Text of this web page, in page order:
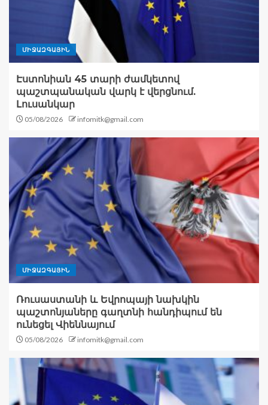
ՄԻՋԱԶԳԱՅԻՆ
Էստոնիան 45 տարի ժամկետով
պաշտպանական վարկ է վերցնում.
Լուսանկար
05/08/2026 infomitk@gmail.com
ՄԻՋԱԶԳԱՅԻՆ
Ռուսաստանի և Եվրոպայի նախկին
պաշտոնյաները գաղտնի հանդիպում են
ունեցել Վիեննայում
05/08/2026 infomitk@gmail.com